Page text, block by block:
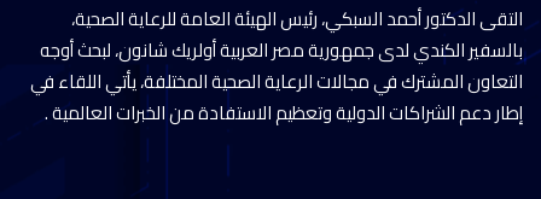
التقى الدكتور أحمد السبكي، رئيس الهيئة العامة للرعاية الصحية،
بالسفير الكندي لدى جمهورية مصر العربية أولريك شانون، لبحث أوجه
التعاون المشترك في مجالات الرعاية الصحية المختلفة، يأتي اللقاء في
إطار دعم الشراكات الدولية وتعظيم الاستفادة من الخبرات العالمية .